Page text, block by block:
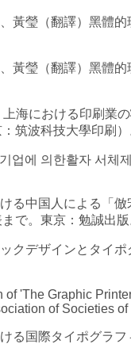
黃瑩（翻譯）黑體
黃瑩（翻譯）黑體
海における印刷業
筑波科技大學印刷）
업에 의한활자 서체
る中国人による「
で。東京：勉誠出
クデザインとタイ
'The Graphic
of Societies
る国際タイポグラ